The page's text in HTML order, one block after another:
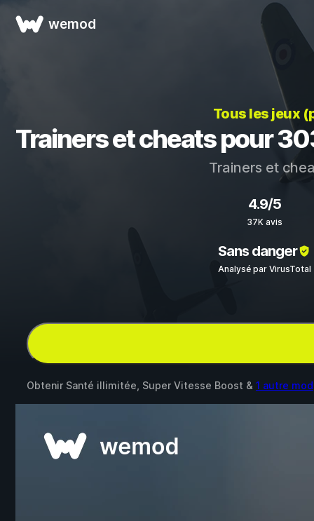
wemod
Tous les jeux
Trainers et cheats pour
Trainers et
4.9/5
37K avis
Sans danger
Analysé par VirusTotal
Obtenir Santé illimitée, Super Vitesse Boost & 1 autre mod